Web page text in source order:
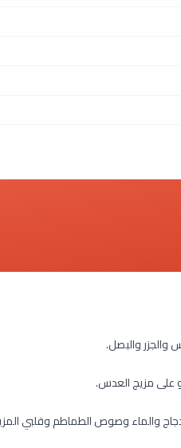
والجزر والبصل.
على مزيج العدس.
والماء وصوص الطماطم وقلبي